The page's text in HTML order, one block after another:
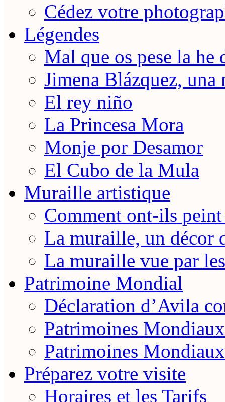
Cédez votre
Légendes
Mal que os pese la he
Jimena Blázquez, una
El rey niño
La Princesa Mora
Monje por Desamor
El Cubo de la Mula
Muraille artistique
Comment ont-ils
La muraille, un décor
La muraille vue par
Patrimoine Mondial
Déclaration d’Avila
Patrimoines
Patrimoines
Préparez votre visite
Horaires et les Tarifs